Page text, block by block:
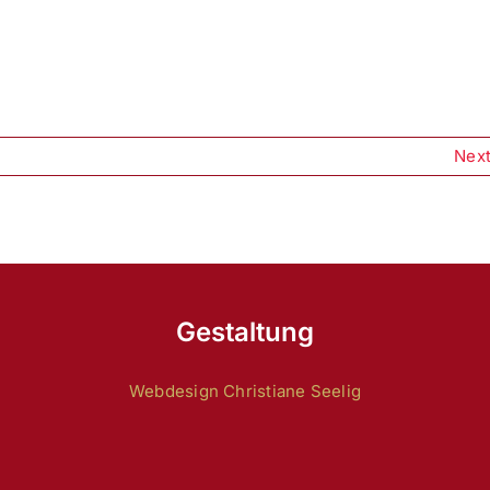
Gestaltung
Webdesign Christiane Seelig